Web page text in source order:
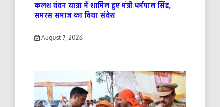
कलश वंदन यात्रा में शामिल हुए मंत्री धर्मपाल सिंह,
समरस समाज का दिया संदेश
August 7, 2026